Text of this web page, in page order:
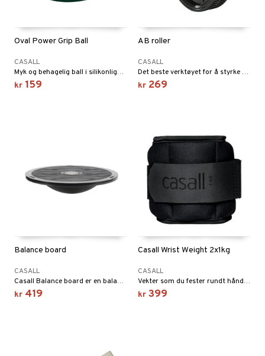
Oval Power Grip Ball
CASALL
Myk og behagelig ball i silikonlignende materiale for skånsom trening av hånd-, finger- og underarmmuskler.
kr 159
AB roller
CASALL
Det beste verktøyet for å styrke mage, rygg og armer samtidig.
kr 269
Balance board
CASALL
Casall Balance board er en balansebrett som effektivt hjelper deg med å trene opp muskler i føtter, ben og kjerne.
kr 419
Casall Wrist Weight 2x1kg
CASALL
Vekter som du fester rundt håndleddet, hjelper deg med å få en mer intens trening.
kr 399
protein
egg protein
og muskelsmerter
& svar